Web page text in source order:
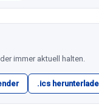
immer aktuell halten.
.ics